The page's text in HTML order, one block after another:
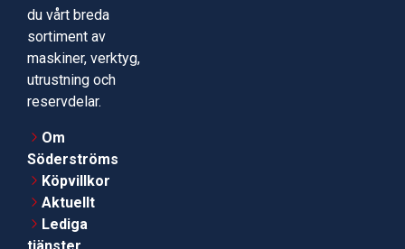
du vårt breda
sortiment av
maskiner, verktyg,
utrustning och
reservdelar.
Om
Söderströms
Köpvillkor
Aktuellt
Lediga
tjänster